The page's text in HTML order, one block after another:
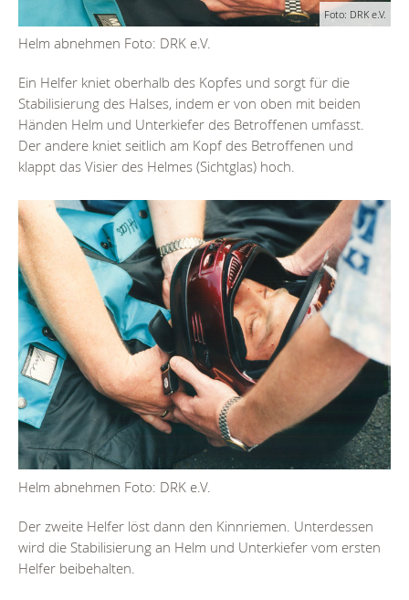
Foto: DRK e.V.
Helm abnehmen Foto: DRK e.V.
Ein Helfer kniet oberhalb des Kopfes und sorgt für die
Stabilisierung des Halses, indem er von oben mit beiden
Händen Helm und Unterkiefer des Betroffenen umfasst.
Der andere kniet seitlich am Kopf des Betroffenen und
klappt das Visier des Helmes (Sichtglas) hoch.
Helm abnehmen Foto: DRK e.V.
Der zweite Helfer löst dann den Kinnriemen. Unterdessen
wird die Stabilisierung an Helm und Unterkiefer vom ersten
Helfer beibehalten.